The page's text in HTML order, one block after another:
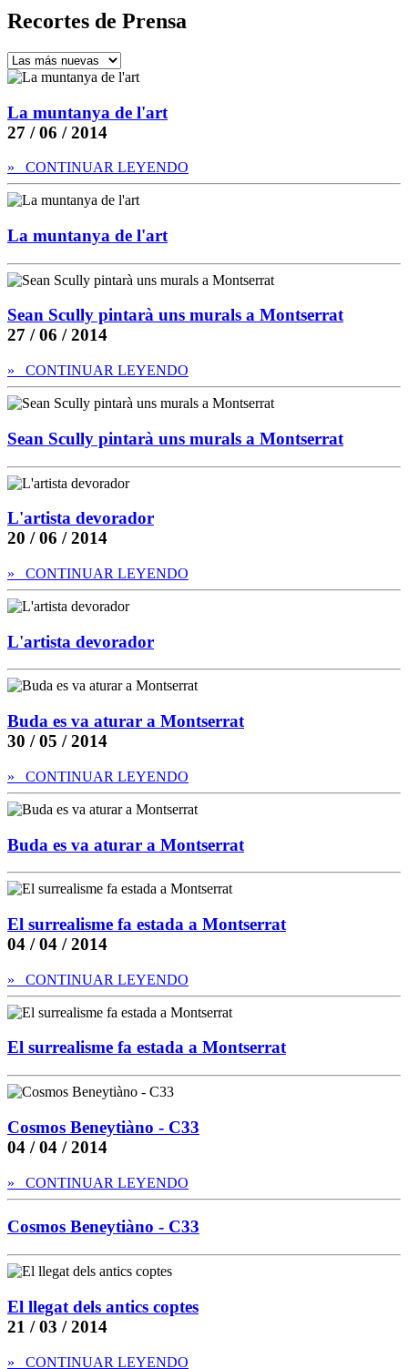
Recortes de Prensa
La muntanya de l'art
27 / 06 / 2014
» CONTINUAR LEYENDO
La muntanya de l'art
Sean Scully pintarà uns murals a Montserrat
27 / 06 / 2014
» CONTINUAR LEYENDO
Sean Scully pintarà uns murals a Montserrat
L'artista devorador
20 / 06 / 2014
» CONTINUAR LEYENDO
L'artista devorador
Buda es va aturar a Montserrat
30 / 05 / 2014
» CONTINUAR LEYENDO
Buda es va aturar a Montserrat
El surrealisme fa estada a Montserrat
04 / 04 / 2014
» CONTINUAR LEYENDO
El surrealisme fa estada a Montserrat
Cosmos Beneytiàno - C33
04 / 04 / 2014
» CONTINUAR LEYENDO
Cosmos Beneytiàno - C33
El llegat dels antics coptes
21 / 03 / 2014
» CONTINUAR LEYENDO